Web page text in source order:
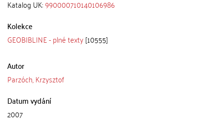
Katalog UK:990000710140106986
Kolekce
GEOBIBLINE - plné texty[10555]
Autor
Parzóch, Krzysztof
Datum vydání
2007